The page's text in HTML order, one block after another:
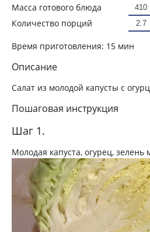
Масса готового блюда
Количество порций
Время приготовления: 15 мин
Описание
Салат из молодой капусты с
Пошаговая инструкция
Шаг 1.
Молодая капуста, огурец, зелень